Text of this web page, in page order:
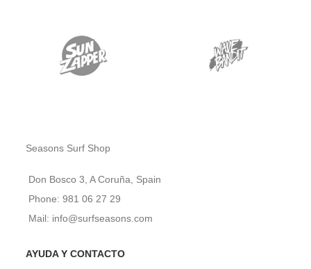
Seasons Surf Shop
Don Bosco 3, A Coruña, Spain
Phone: 981 06 27 29
Mail: info@surfseasons.com
AYUDA Y CONTACTO